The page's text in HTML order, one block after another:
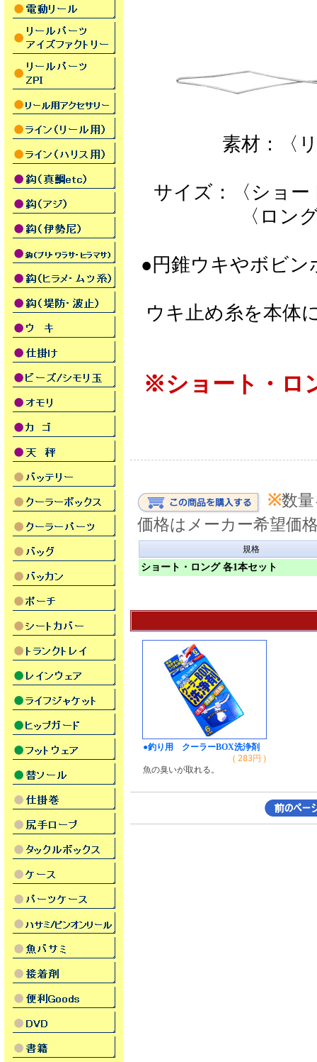
素材：〈
サイズ：〈ショー
〈ロング〉全
●円錐ウキやボビン
ウキ止め糸を本体
※ショート・ロ
※数
価格はメーカー希望価
規格
ショート・ロング 各1本セット
●釣り用 クーラーBOX洗浄剤
( 283円 )
魚の臭いが取れる。